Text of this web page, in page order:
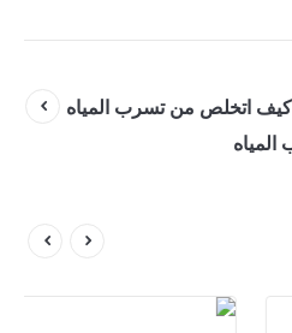
كيف اتخلص من تسرب المياه